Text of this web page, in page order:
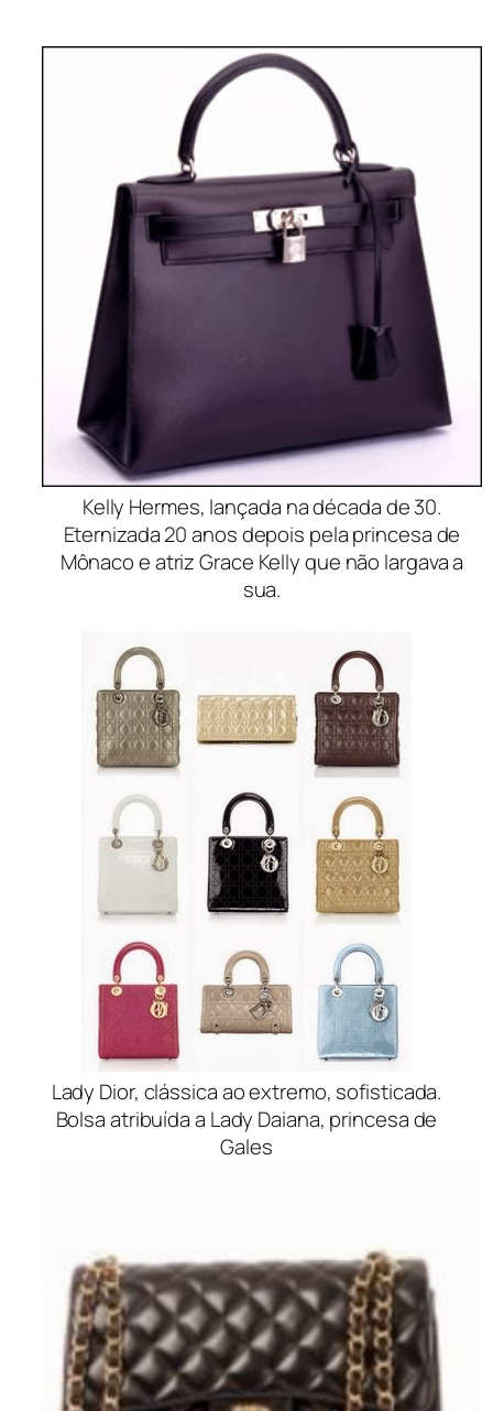
Kelly Hermes, lançada na década de 30.
Eternizada 20 anos depois pela princesa de
Mônaco e atriz Grace Kelly que não largava a
sua.
Lady Dior, clássica ao extremo, sofisticada.
Bolsa atribuída a Lady Daiana, princesa de
Gales